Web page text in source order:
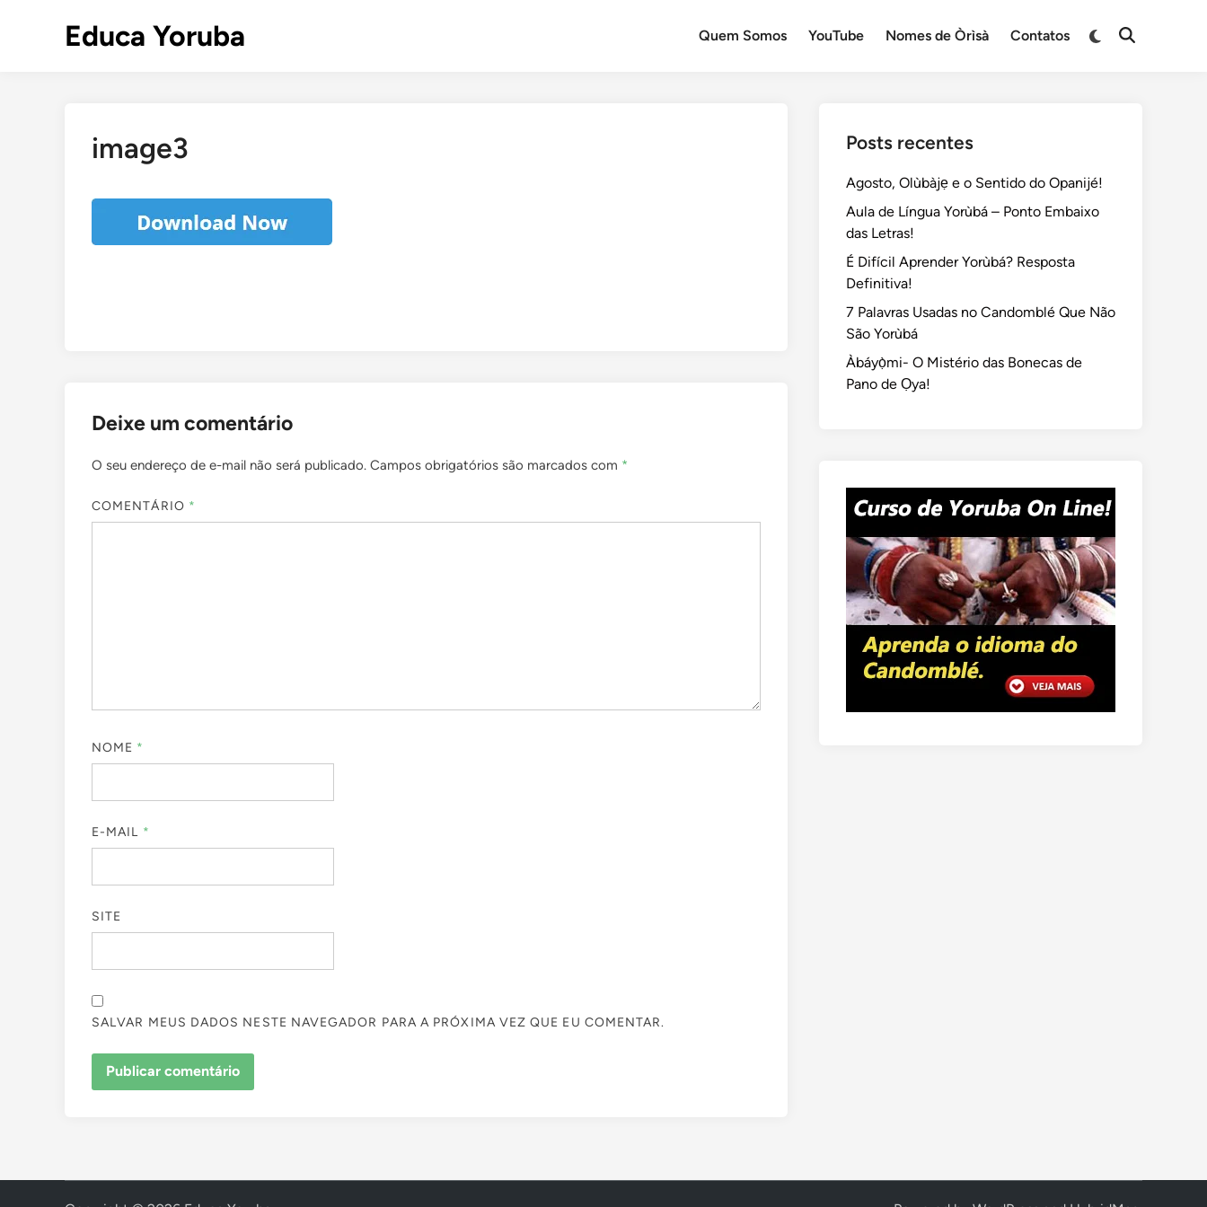
Educa Yoruba Quem Somos YouTube Nomes de Òrìsà Contatos
Switch
Open
image3
Deixe um comentário
O seu endereço de e-mail não será publicado. Campos obrigatórios são marcados com *
COMENTÁRIO *
NOME *
E-MAIL *
SITE
SALVAR MEUS DADOS NESTE NAVEGADOR PARA A PRÓXIMA VEZ QUE EU COMENTAR.
Posts recentes
Agosto, Olùbàjẹ e o Sentido do Opanijé!
Aula de Língua Yorùbá – Ponto Embaixo
das Letras!
É Difícil Aprender Yorùbá? Resposta
Definitiva!
7 Palavras Usadas no Candomblé Que Não
São Yorùbá
Àbáyọ̀mi- O Mistério das Bonecas de
Pano de Ọya!